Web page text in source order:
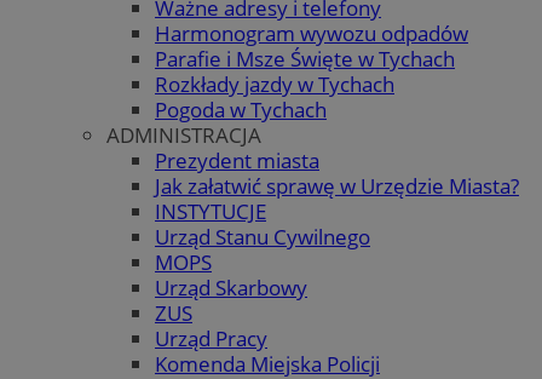
Ważne adresy i telefony
Harmonogram wywozu odpadów
Parafie i Msze Święte w Tychach
Rozkłady jazdy w Tychach
Pogoda w Tychach
ADMINISTRACJA
Prezydent miasta
Jak załatwić sprawę w Urzędzie Miasta?
INSTYTUCJE
Urząd Stanu Cywilnego
MOPS
Urząd Skarbowy
ZUS
Urząd Pracy
Komenda Miejska Policji